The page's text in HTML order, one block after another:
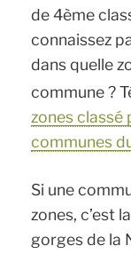
de 4ème
connaissez
dans quelle
commune ?
zones
communes
Si une
zones, c’est
gorges de la